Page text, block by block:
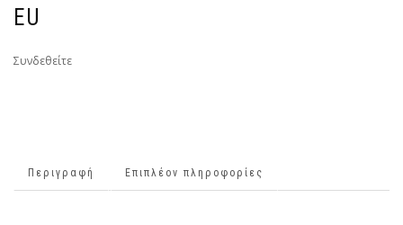
EU
Συνδεθείτε
Περιγραφή Επιπλέον πληροφορίες